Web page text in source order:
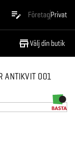
FöretagPrivat
Välj din butik
ANTIKVIT 001